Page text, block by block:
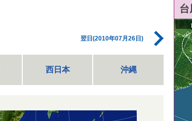
翌日(2010年07月26日)
西日本 沖縄